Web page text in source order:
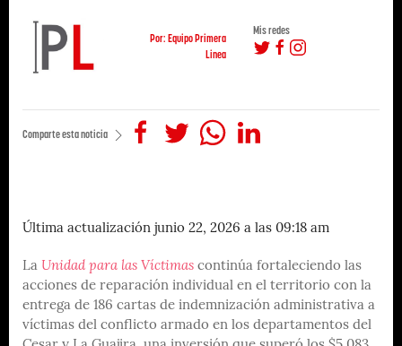
Por: Equipo Primera
Linea
Mis redes
Comparte esta noticia
Última actualización junio 22, 2026 a las 09:18 am
La Unidad para las Víctimas continúa fortaleciendo las
acciones de reparación individual en el territorio con la
entrega de 186 cartas de indemnización administrativa a
víctimas del conflicto armado en los departamentos del